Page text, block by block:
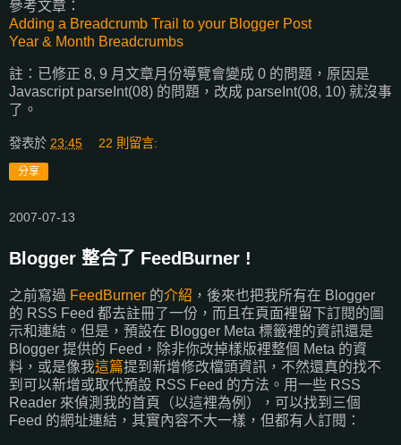
參考文章：
Adding a Breadcrumb Trail to your Blogger Post
Year & Month Breadcrumbs
註：已修正 8, 9 月文章月份導覽會變成 0 的問題，原因是
Javascript parseInt(08) 的問題，改成 parseInt(08, 10) 就沒事
了。
發表於 23:45 22 則留言:
分享
2007-07-13
Blogger 整合了 FeedBurner !
之前寫過 FeedBurner 的介紹 ，後來也把我所有在 Blogger
的 RSS Feed 都去註冊了一份，而且在頁面裡留下訂閱的圖
示和連結。但是，預設在 Blogger Meta 標籤裡的資訊還是
Blogger 提供的 Feed，除非你改掉樣版裡整個 Meta 的資
料，或是像我這篇提到新增修改檔頭資訊，不然還真的找不
到可以新增或取代預設 RSS Feed 的方法。用一些 RSS
Reader 來偵測我的首頁（以這裡為例），可以找到三個
Feed 的網址連結，其實內容不大一樣，但都有人訂閱：